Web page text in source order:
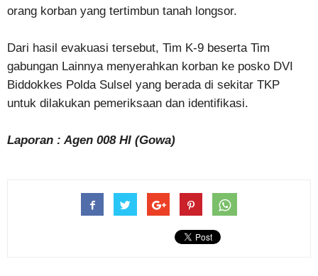
orang korban yang tertimbun tanah longsor.
Dari hasil evakuasi tersebut, Tim K-9 beserta Tim
gabungan Lainnya menyerahkan korban ke posko DVI
Biddokkes Polda Sulsel yang berada di sekitar TKP
untuk dilakukan pemeriksaan dan identifikasi.
Laporan : Agen 008 HI (Gowa)